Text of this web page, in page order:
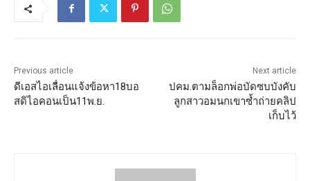
Previous article
ดีเอสไอเลื่อนแจ้งข้อหา18บอ
สดิไอคอนเป็น11พ.ย.
Next article
ปคม.ตามล็อกพ่อบัดซบบังคับ
ลูกสาวอมนกเขาซ้ำถ่ายคลิป
เก็บไว้